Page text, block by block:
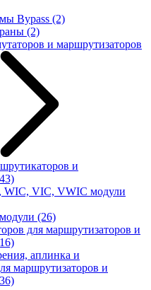
Bypass (2)
(2)
и маршрутизаторов
и
WIC, VIC, VWIC модули
(26)
для маршрутизаторов и
аплинка и
маршрутизаторов и